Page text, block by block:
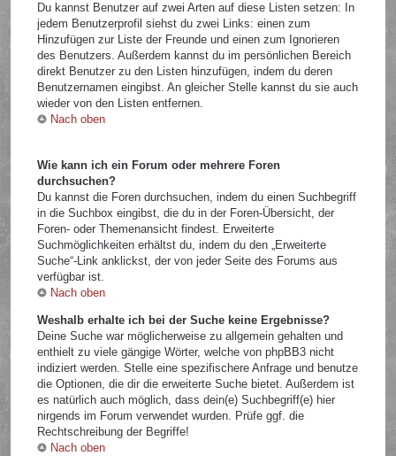
Du kannst Benutzer auf zwei Arten auf diese Listen setzen: In
jedem Benutzerprofil siehst du zwei Links: einen zum
Hinzufügen zur Liste der Freunde und einen zum Ignorieren
des Benutzers. Außerdem kannst du im persönlichen Bereich
direkt Benutzer zu den Listen hinzufügen, indem du deren
Benutzernamen eingibst. An gleicher Stelle kannst du sie auch
wieder von den Listen entfernen.
Nach oben
Wie kann ich ein Forum oder mehrere Foren
durchsuchen?
Du kannst die Foren durchsuchen, indem du einen Suchbegriff
in die Suchbox eingibst, die du in der Foren-Übersicht, der
Foren- oder Themenansicht findest. Erweiterte
Suchmöglichkeiten erhältst du, indem du den „Erweiterte
Suche“-Link anklickst, der von jeder Seite des Forums aus
verfügbar ist.
Nach oben
Weshalb erhalte ich bei der Suche keine Ergebnisse?
Deine Suche war möglicherweise zu allgemein gehalten und
enthielt zu viele gängige Wörter, welche von phpBB3 nicht
indiziert werden. Stelle eine spezifischere Anfrage und benutze
die Optionen, die dir die erweiterte Suche bietet. Außerdem ist
es natürlich auch möglich, dass dein(e) Suchbegriff(e) hier
nirgends im Forum verwendet wurden. Prüfe ggf. die
Rechtschreibung der Begriffe!
Nach oben